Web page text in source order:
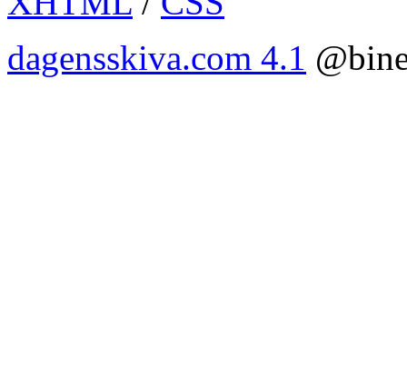
dagensskiva.com 4.1